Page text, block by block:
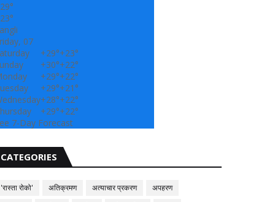
29°
23°
07
+29°+23°
+30°+22°
+29°+22°
+29°+21°
+28°+22°
+29°+22°
7-Day Forecast
CATEGORIES
'रास्ता रोको' अतिक्रमण अत्याचार प्रकरण
अपहरण